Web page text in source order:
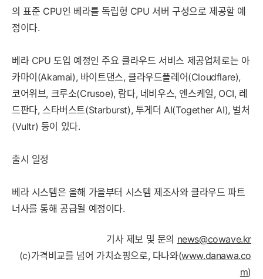
의 표준 CPU인 베라를 독립형 CPU 서버 구성으로 제공할 예
정이다.
베라 CPU 도입 예정인 주요 클라우드 서비스 제공업체로는 아
카마이(Akamai), 바이트댄스, 클라우드플레어(Cloudflare),
코어위브, 크루소(Crusoe), 람다, 네비우스, 엔스케일, OCI, 레
드판다, 스타버스트(Starburst), 투게더 AI(Together AI), 벌처
(Vultr) 등이 있다.
출시 일정
베라 시스템은 올해 가을부터 시스템 제조사와 클라우드 파트
너사를 통해 공급될 예정이다.
기사 제보 및 문의 news@cowave.kr
(c)가격비교를 넘어 가치쇼핑으로, 다나와(www.danawa.co
m)